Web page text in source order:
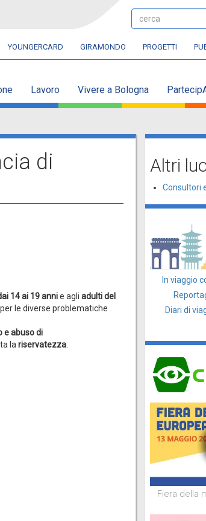
cerca
YOUNGERCARD GIRAMONDO PROGETTI
Lavoro Vivere a Bologna
di
14 ai 19 annie agli adulti del
per le diverse problematiche
e abuso di
la riservatezza
Altri
Consultori
In viaggio
Diari di
Fiera della